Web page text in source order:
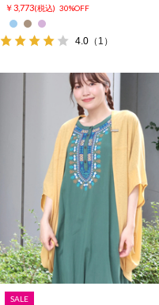
￥3,773(税込) 30%OFF
4.0 （1）
SALE